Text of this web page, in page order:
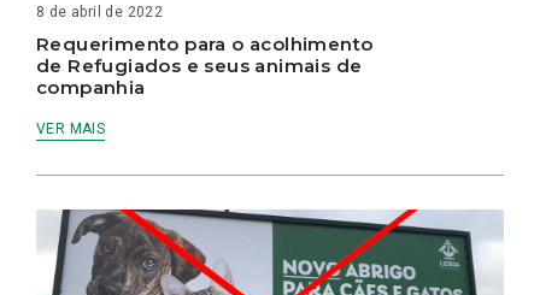
8 de abril de 2022
Requerimento para o acolhimento
de Refugiados e seus animais de
companhia
VER MAIS